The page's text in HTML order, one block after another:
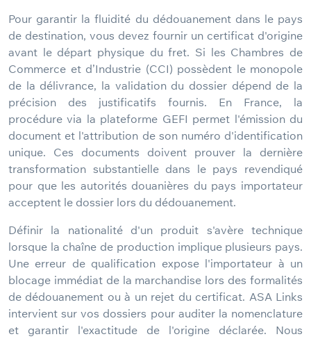
Pour garantir la fluidité du dédouanement dans le pays
de destination, vous devez fournir un certificat d'origine
avant le départ physique du fret. Si les Chambres de
Commerce et d’Industrie (CCI) possèdent le monopole
de la délivrance, la validation du dossier dépend de la
précision des justificatifs fournis. En France, la
procédure via la plateforme GEFI permet l'émission du
document et l'attribution de son numéro d'identification
unique. Ces documents doivent prouver la dernière
transformation substantielle dans le pays revendiqué
pour que les autorités douanières du pays importateur
acceptent le dossier lors du dédouanement.
Définir la nationalité d'un produit s'avère technique
lorsque la chaîne de production implique plusieurs pays.
Une erreur de qualification expose l'importateur à un
blocage immédiat de la marchandise lors des formalités
de dédouanement ou à un rejet du certificat. ASA Links
intervient sur vos dossiers pour auditer la nomenclature
et garantir l'exactitude de l'origine déclarée. Nous